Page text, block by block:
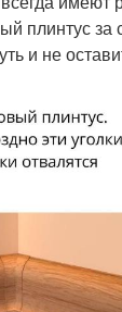
плинтус за
и не